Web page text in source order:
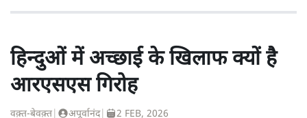
हिन्दुओं में अच्छाई के खिलाफ क्यों है
आरएसएस गिरोह
वक़्त-बेवक़्त अपूर्वानंद| 2 FEB, 2026